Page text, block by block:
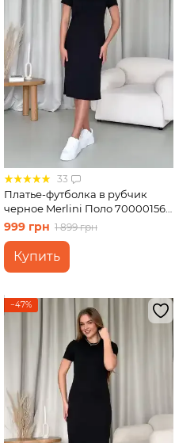
33
Платье-футболка в рубчик
черное Merlini Поло 700001561
размер L-XL
999 грн 1 899 грн
Купить
−47%